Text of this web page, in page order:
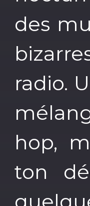
des
radio.
hop,
ton